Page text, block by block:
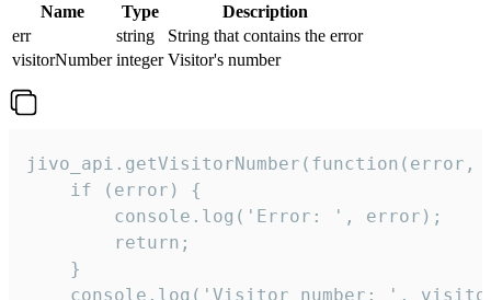
Name Type
Description
err
string
String that contains the error
visitorNumber integer Visitor's number
jivo_api.getVisitorNumber(function(error,
    if (error) {
        console.log('Error: ', error);
        return;
    }
console.log('Visitor number: ',